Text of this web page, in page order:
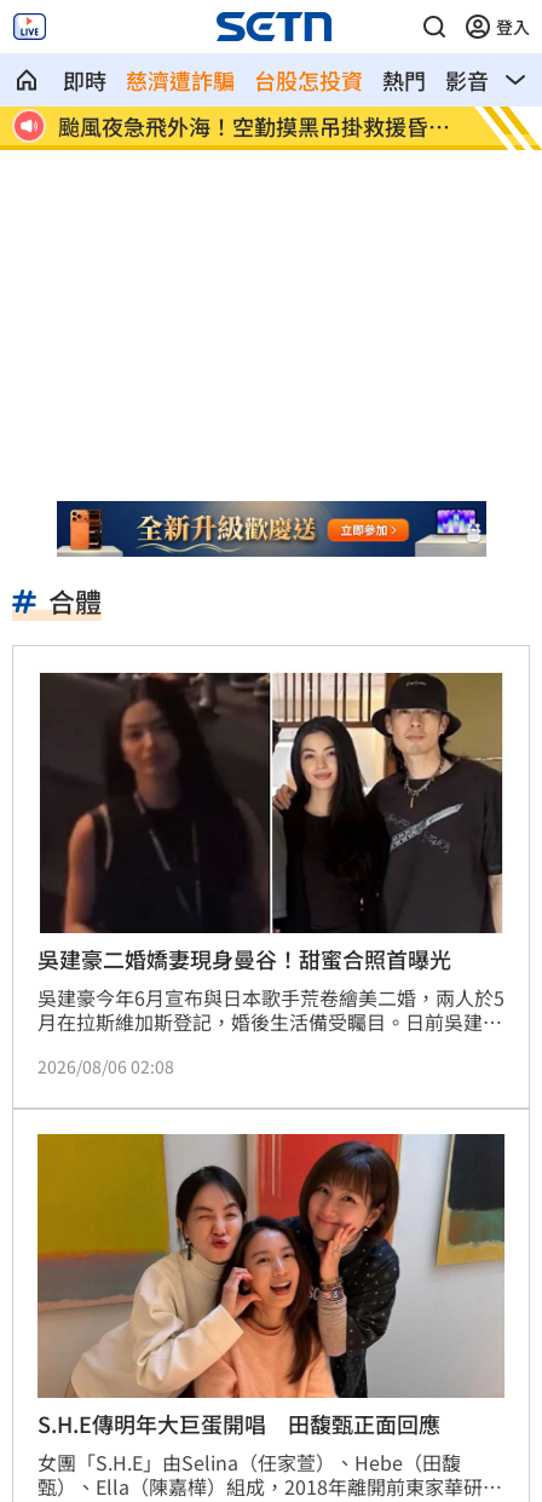
登入
即時 慈濟遭詐騙 台股怎投資 熱門 影音
熱
迷
國票金副董年薪2千萬 大股東促檢討薪酬
她列
版！
合體
吳建豪二婚嬌妻現身曼谷！甜蜜合照首曝光
吳建豪今年6月宣布與日本歌手荒卷繪美二婚，兩人於5
月在拉斯維加斯登記，婚後生活備受矚目。日前吳建豪
力挺，簡約俐落的黑色穿搭展現知性氣質，亮眼外型引
2026/08/06 02:08
S.H.E傳明年大巨蛋開唱 田馥甄正面回應
女團「S.H.E」由Selina（任家萱）、Hebe（田馥
甄）、Ella（陳嘉樺）組成，2018年離開前東家華研國